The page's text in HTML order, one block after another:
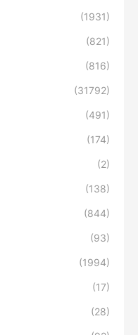
(1931)
(821)
(816)
(31792)
(491)
(174)
(2)
(138)
(844)
(93)
(1994)
(17)
(28)